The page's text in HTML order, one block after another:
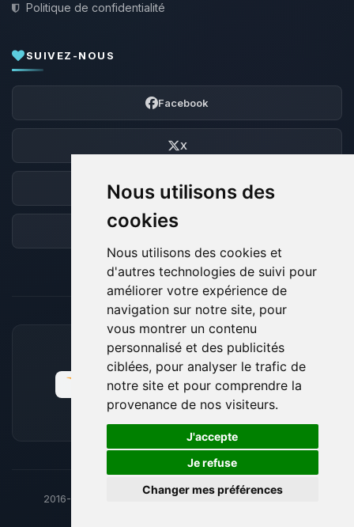
Nous utilisons des
cookies
Nous utilisons des cookies et
d'autres technologies de suivi pour
améliorer votre expérience de
navigation sur notre site, pour
vous montrer un contenu
personnalisé et des publicités
ciblées, pour analyser le trafic de
notre site et pour comprendre la
provenance de nos visiteurs.
J'accepte
Je refuse
Changer mes préférences
Politique de confidentialité
SUIVEZ-NOUS
Facebook
X
Discord
Forum
MOYENS DE PAIEMENT ACCEPTÉS
2016-26 © BoxToPlay - ByteLogic tous droits réservés
🍪